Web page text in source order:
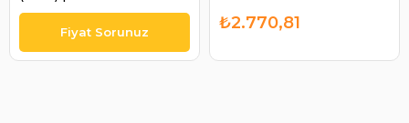
BR0403056
₺2.770,81